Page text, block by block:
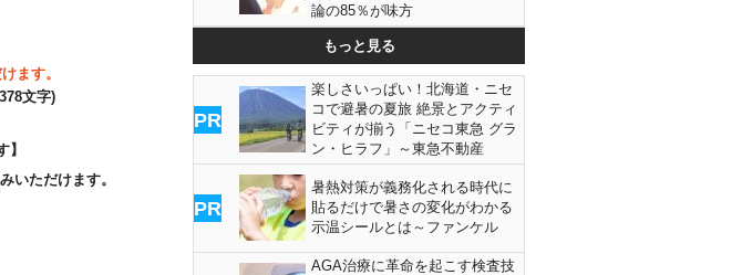
ます。
文字)
いただけます。
論の85％が味方
もっと見る
PR
楽しさいっぱい！北海道・ニセ
コで避暑の夏旅 絶景とアクティ
ビティが揃う「ニセコ東急 グラ
ン・ヒラフ」～東急不動産
PR
暑熱対策が義務化される時代に
貼るだけで暑さの変化がわかる
示温シールとは～ファンケル
AGA治療に革命を起こす検査技